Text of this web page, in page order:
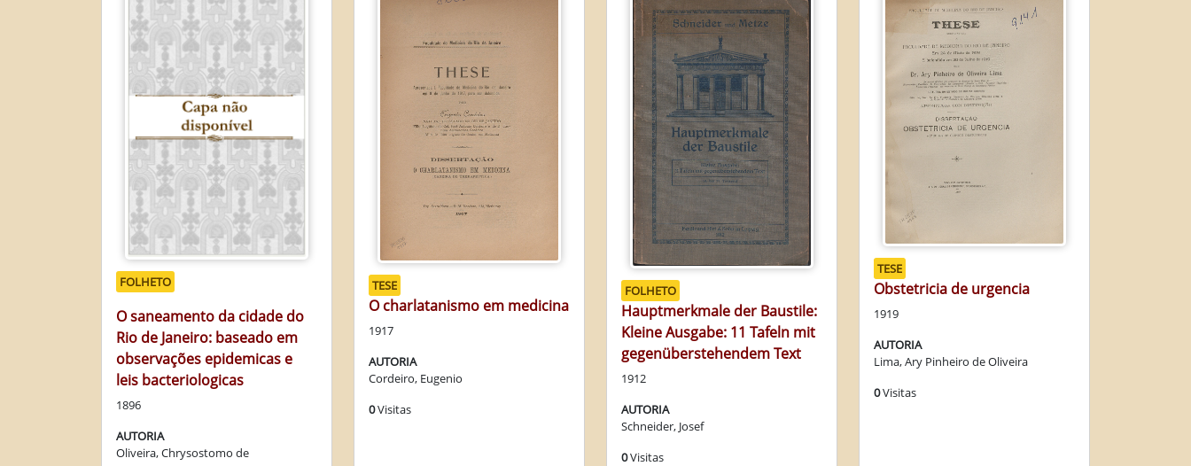
FOLHETO
O saneamento da cidade do
Rio de Janeiro: baseado em
observações epidemicas e
leis bacteriologicas
1896
AUTORIA
Oliveira, Chrysostomo de
TESE
O charlatanismo em medicina
1917
AUTORIA
Cordeiro, Eugenio
0Visitas
FOLHETO
Hauptmerkmale der Baustile:
Kleine Ausgabe: 11 Tafeln mit
gegenüberstehendem Text
1912
AUTORIA
Schneider, Josef
0Visitas
TESE
Obstetricia de urgencia
1919
AUTORIA
Lima, Ary Pinheiro de Oliveira
0Visitas